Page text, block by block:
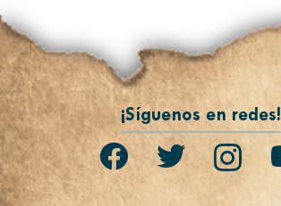
¡Síguenos en redes!